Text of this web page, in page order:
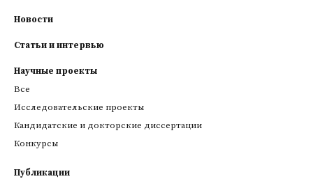
Новости
Статьи и интервью
Научные проекты
Все
Исследовательские проекты
Кандидатские и докторские диссертации
Конкурсы
Публикации